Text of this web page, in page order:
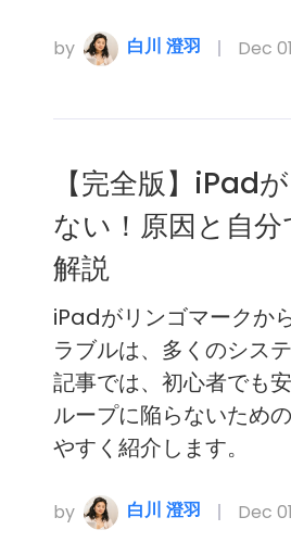
by 白川 澄羽 Dec
【完全版】iPad
ない！原因と自
解説
iPadがリンゴマークか
ラブルは、多くのシス
記事では、初心者でも
ループに陥らないため
やすく紹介します。
by 白川 澄羽 Dec